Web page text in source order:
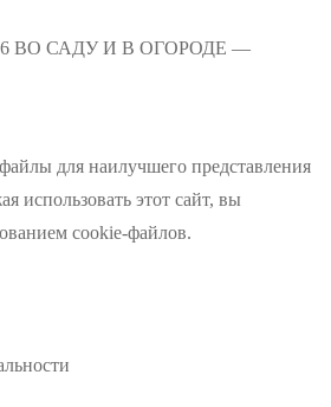
ВО САДУ И В ОГОРОДЕ —
для наилучшего представления
использовать этот сайт, вы
cookie-файлов.